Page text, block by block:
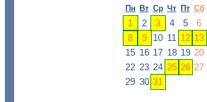
Пн Вт Ср Чт Пт Сб
1 2 3 4 5 6
8
9 10 11 12 13
15 16 17 18 19 20
22 23 24 25 26 27
29 30 31